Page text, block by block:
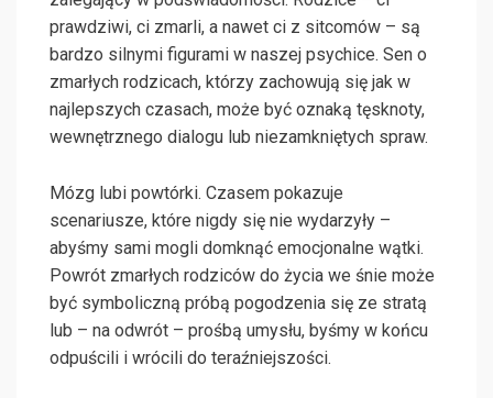
prawdziwi, ci zmarli, a nawet ci z sitcomów – są
bardzo silnymi figurami w naszej psychice. Sen o
zmarłych rodzicach, którzy zachowują się jak w
najlepszych czasach, może być oznaką tęsknoty,
wewnętrznego dialogu lub niezamkniętych spraw.
Mózg lubi powtórki. Czasem pokazuje
scenariusze, które nigdy się nie wydarzyły –
abyśmy sami mogli domknąć emocjonalne wątki.
Powrót zmarłych rodziców do życia we śnie może
być symboliczną próbą pogodzenia się ze stratą
lub – na odwrót – prośbą umysłu, byśmy w końcu
odpuścili i wrócili do teraźniejszości.